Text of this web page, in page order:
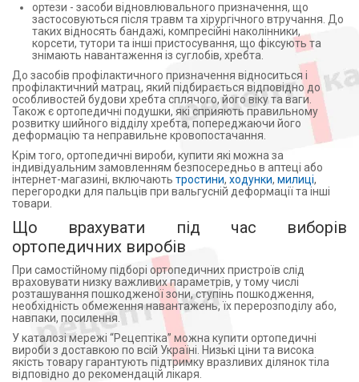
ортези - засоби відновлювального призначення, що
застосовуються після травм та хірургічного втручання. До
таких відносять бандажі, компресійні наколінники,
корсети, тутори та інші пристосування, що фіксують та
знімають навантаження із суглобів, хребта.
До засобів профілактичного призначення відноситься і
профілактичний матрац, який підбирається відповідно до
особливостей будови хребта сплячого, його віку та ваги.
Також є ортопедичні подушки, які сприяють правильному
розвитку шийного відділу хребта, попереджаючи його
деформацію та неправильне кровопостачання.
Крім того, ортопедичні вироби, купити які можна за
індивідуальним замовленням безпосередньо в аптеці або
інтернет-магазині, включають тростини, ходунки, милиці,
перегородки для пальців при вальгусній деформації та інші
товари.
Що врахувати під час виборів
ортопедичних виробів
При самостійному підборі ортопедичних пристроїв слід
враховувати низку важливих параметрів, у тому числі
розташування пошкодженої зони, ступінь пошкодження,
необхідність обмеження навантажень, їх перерозподілу або,
навпаки, посилення.
У каталозі мережі “Рецептіка” можна купити ортопедичні
вироби з доставкою по всій Україні. Низькі ціни та висока
якість товару гарантують підтримку вразливих ділянок тіла
відповідно до рекомендацій лікаря.